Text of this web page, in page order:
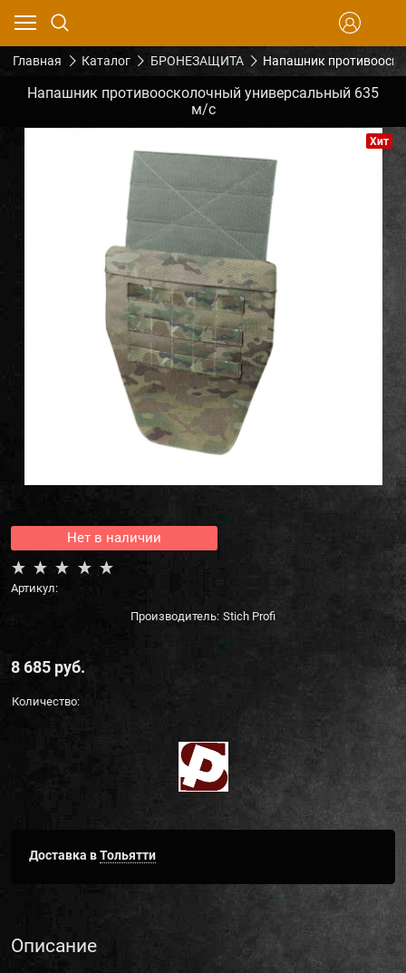
Главная Каталог БРОНЕЗАЩИТА Напашник
Напашник противоосколочный универсальный 635
м/с
Хит
Нет в наличии
Артикул:
Производитель: Stich Profi
8 685 руб.
Количество:
Доставка вТольятти
Описание